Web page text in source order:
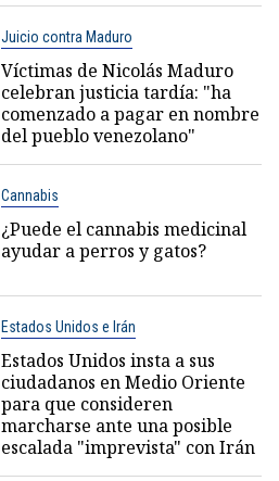
Juicio contra Maduro
Víctimas de Nicolás Maduro
celebran justicia tardía: "ha
comenzado a pagar en nombre
del pueblo venezolano"
Cannabis
¿Puede el cannabis medicinal
ayudar a perros y gatos?
Estados Unidos e Irán
Estados Unidos insta a sus
ciudadanos en Medio Oriente
para que consideren
marcharse ante una posible
escalada "imprevista" con Irán